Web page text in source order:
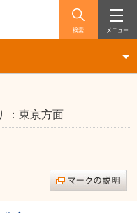
検索 メニュー
：東京方面